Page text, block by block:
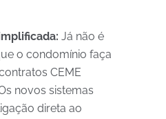
Já não é
o condomínio faça
CEME
novos sistemas
direta ao